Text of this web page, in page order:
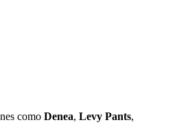
como Denea, Levy Pants,